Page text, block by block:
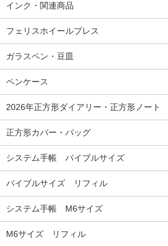
インク・関連商品
フェリスホイールプレス
ガラスペン・豆皿
ペンケース
2026年正方形ダイアリー・正方形ノート
正方形カバー・バッグ
システム手帳 バイブルサイズ
バイブルサイズ リフィル
システム手帳 M6サイズ
M6サイズ リフィル